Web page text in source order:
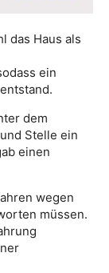
das Haus als
ein
dem
Stelle ein
einen
wegen
müssen.